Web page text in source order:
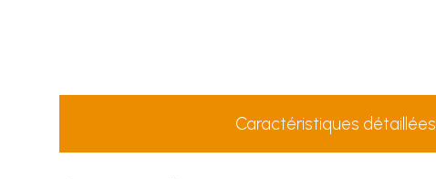
Caractéristiques détaillées